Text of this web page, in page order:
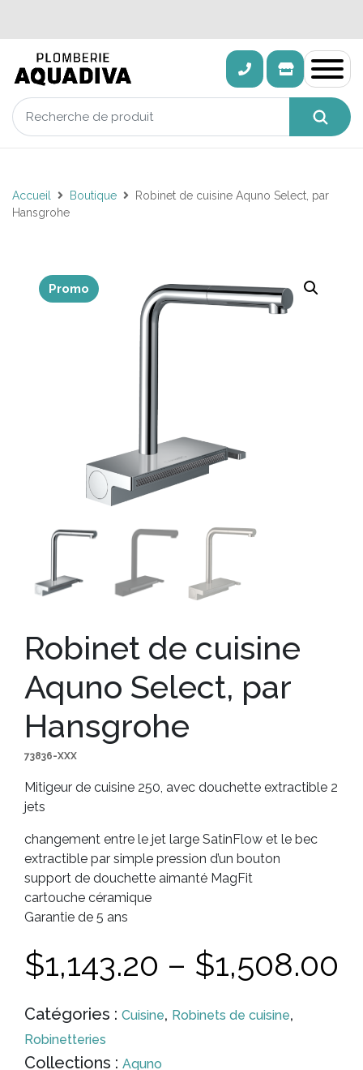
Accueil Boutique
Robinet de cuisine Aquno Select, par
Hansgrohe
Promo
Robinet de cuisine
Aquno Select, par
Hansgrohe
73836-XXX
Mitigeur de cuisine 250, avec douchette extractible 2
jets
changement entre le jet large SatinFlow et le bec
extractible par simple pression d’un bouton
support de douchette aimanté MagFit
cartouche céramique
Garantie de 5 ans
$1,143.20 – $1,508.00
Catégories : Cuisine, Robinets de cuisine,
Robinetteries
Collections : Aquno